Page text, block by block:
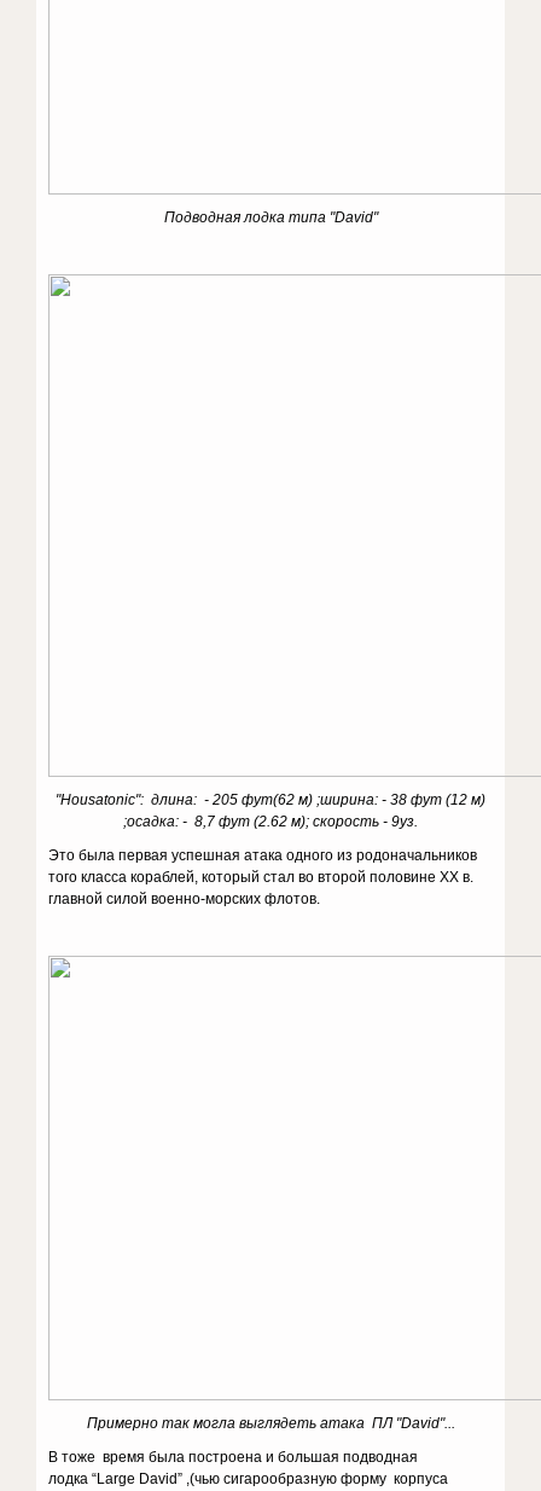
Подводная лодка типа "David"
"Housatonic": длина: - 205 фут(62 м) ;ширина: - 38 фут (12 м)
;осадка: - 8,7 фут (2.62 м); скорость - 9уз.
Это была первая успешная атака одного из родоначальников
того класса кораблей, который стал во второй половине ХХ в.
главной силой военно-морских флотов.
Примерно так могла выглядеть атака ПЛ "David"...
В тоже время была построена и большая подводная
лодка “Large David” ,(чью сигарообразную форму корпуса